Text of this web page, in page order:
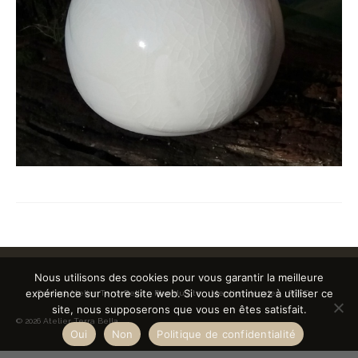
Contact Atelier Terra Bella Plan du site Mentions légales RGPD
© 2026 Atelier Terra Bella
Nous utilisons des cookies pour vous garantir la meilleure
expérience sur notre site web. Si vous continuez à utiliser ce
site, nous supposerons que vous en êtes satisfait.
Oui
Non Politique de confidentialité